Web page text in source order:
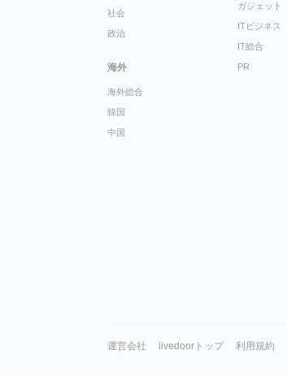
社会
政治
海外
海外総合
韓国
中国
ガジェット
ITビジネス
IT総合
PR
運営会社 livedoorトップ 利用規約